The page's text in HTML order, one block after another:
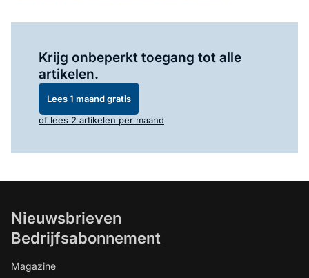
Krijg onbeperkt toegang tot alle
artikelen.
Lees 1 maand gratis
of lees 2 artikelen per maand
Nieuwsbrieven
Bedrijfsabonnement
Magazine